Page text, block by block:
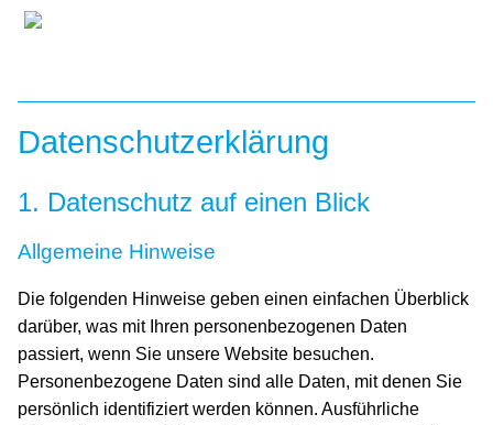
Historie
Philosophie
Standort
Team/Ansprechpartner
Produkte
Federstränge
Flachdrahtspiralen
Mikrofedern
Druckfedern
Drahtabschnitte
Führungsdrähte
Individuell
Qualität
Leistungen
Oberflächenbehandlung
Spezialbearbeitung
Verpackung
Reinigung
Sonstige Leistungen
Karriere
Downloads
Kontakt
Datenschutzerklärung
1. Datenschutz auf einen Blick
Allgemeine Hinweise
Die folgenden Hinweise geben einen einfachen Überblick
darüber, was mit Ihren personenbezogenen Daten
passiert, wenn Sie unsere Website besuchen.
Personenbezogene Daten sind alle Daten, mit denen Sie
persönlich identifiziert werden können. Ausführliche